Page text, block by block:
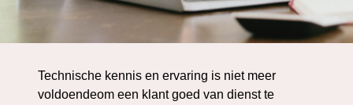
Technische kennis en ervaring is niet meer
voldoendeom een klant goed van dienst te